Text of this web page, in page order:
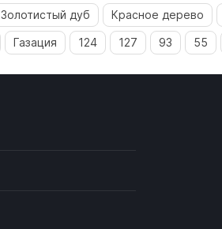
Золотистый дуб Красное дерево
Газация 124 127 93 55